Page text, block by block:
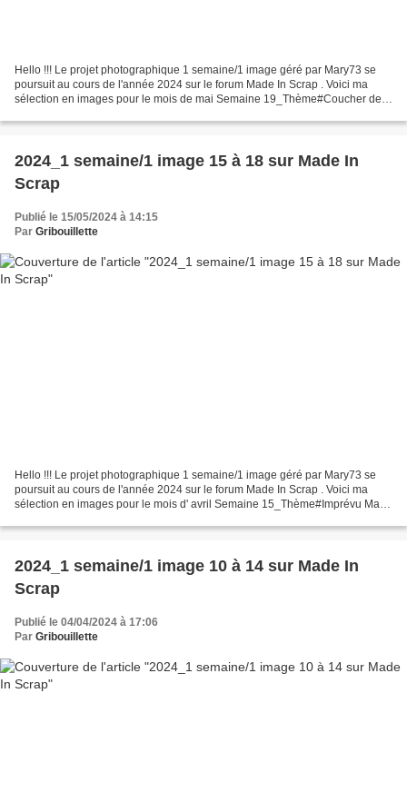
Hello !!! Le projet photographique 1 semaine/1 image géré par Mary73 se
poursuit au cours de l'année 2024 sur le forum Made In Scrap . Voici ma
sélection en images pour le mois de mai Semaine 19_Thème#Coucher de
image_Semaine#19_Thème#Coucher...
2024_1 semaine/1 image 15 à 18 sur Made In
Scrap
Publié le 15/05/2024 à 14:15
Par Gribouillette
Hello !!! Le projet photographique 1 semaine/1 image géré par Mary73 se
poursuit au cours de l'année 2024 sur le forum Made In Scrap . Voici ma
sélection en images pour le mois d' avril Semaine 15_Thème#Imprévu Mary
2024_1 semaine/1 image 10 à 14 sur Made In
Scrap
Publié le 04/04/2024 à 17:06
Par Gribouillette